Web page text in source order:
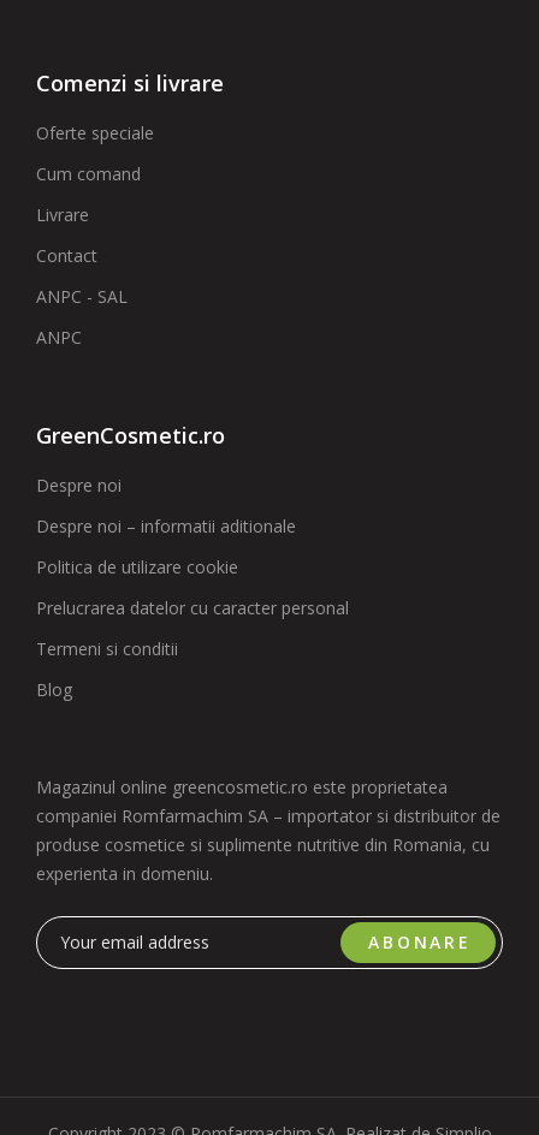
Comenzi si livrare
Oferte speciale
Cum comand
Livrare
Contact
ANPC - SAL
ANPC
GreenCosmetic.ro
Despre noi
Despre noi – informatii aditionale
Politica de utilizare cookie
Prelucrarea datelor cu caracter personal
Termeni si conditii
Blog
Magazinul online greencosmetic.ro este proprietatea
companiei Romfarmachim SA – importator si distribuitor de
produse cosmetice si suplimente nutritive din Romania, cu
experienta in domeniu.
ABONARE